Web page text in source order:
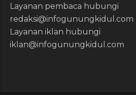
Layanan pembaca hubungi
redaksi@infogunungkidul.com
Layanan iklan hubungi
iklan@infogunungkidul.com